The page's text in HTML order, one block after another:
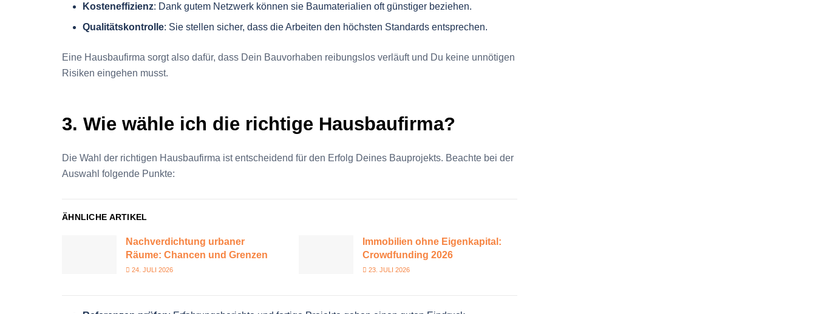
Kosteneffizienz: Dank gutem Netzwerk können sie Baumaterialien oft günstiger beziehen.
Qualitätskontrolle: Sie stellen sicher, dass die Arbeiten den höchsten Standards entsprechen.
Eine Hausbaufirma sorgt also dafür, dass Dein Bauvorhaben reibungslos verläuft und Du keine unnötigen
Risiken eingehen musst.
3. Wie wähle ich die richtige Hausbaufirma?
Die Wahl der richtigen Hausbaufirma ist entscheidend für den Erfolg Deines Bauprojekts. Beachte bei der
Auswahl folgende Punkte:
ÄHNLICHE ARTIKEL
Nachverdichtung urbaner
Räume: Chancen und Grenzen
24. JULI 2026
Immobilien ohne Eigenkapital:
Crowdfunding 2026
23. JULI 2026